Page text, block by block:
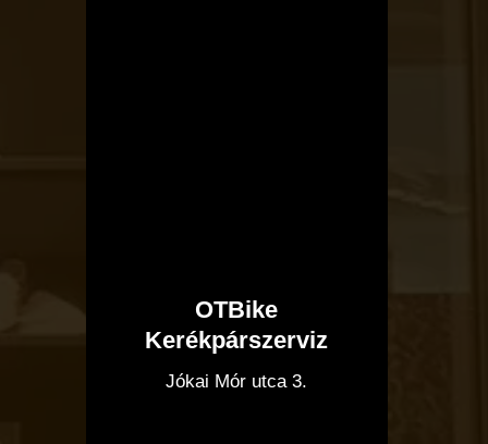
OTBike
Kerékpárszerviz
Jókai Mór utca 3.